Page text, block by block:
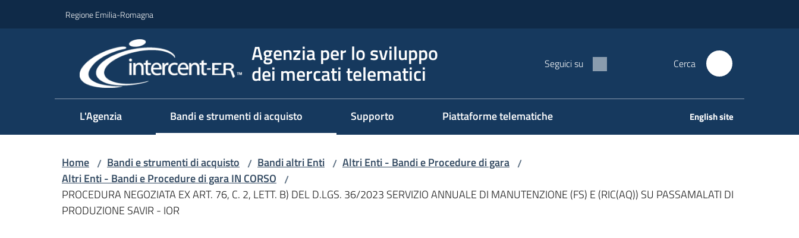
Regione Emilia-Romagna
Agenzia per lo sviluppo
dei mercati telematici Seguici su Cerca
L'Agenzia Bandi e strumenti di acquisto Supporto Piattaforme telematiche English site
Home / Bandi e strumenti di acquisto / Bandi altri Enti / Altri Enti - Bandi e Procedure di gara /
Altri Enti - Bandi e Procedure di gara IN CORSO /
PROCEDURA NEGOZIATA EX ART. 76, C. 2, LETT. B) DEL D.LGS. 36/2023 SERVIZIO ANNUALE DI MANUTENZIONE (FS) E (RIC(AQ)) SU PASSAMALATI DI
PRODUZIONE SAVIR - IOR